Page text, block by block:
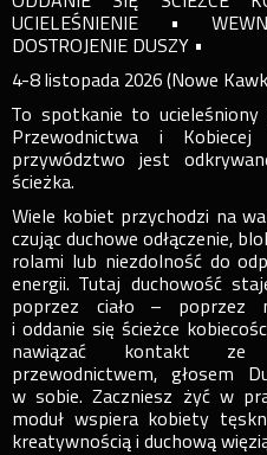
UCIELEŚNIENIE •
DOSTROJENIE DUSZY •
4-8 listopada 2026 (Nowe
To spotkanie to
Przewodnictwa i
przywództwo jest
ścieżka.
Wiele kobiet przychodzi na
czując duchowe odłączenie,
rolami lub niezdolność do
energii. Tutaj duchowość
poprzez ciało – poprzez
i oddanie się ścieżce
nawiązać kontakt ze
przewodnictwem, głosem
w sobie. Zaczniesz żyć w
moduł wspiera kobiety
kreatywnością i duchową